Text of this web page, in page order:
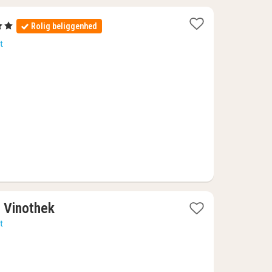
Rolig beliggenhed
Vinothek1